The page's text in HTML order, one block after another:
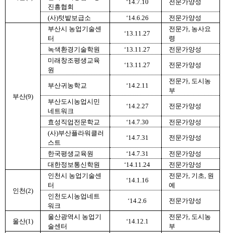
진흥협회
‘14.7.10 전문가양성
(사)텃밭보급소 ‘14.6.26 전문가양성
부산(9)
부산시 농업기술센
터
‘13.11.27
전문가, 농사요
령
녹색환경기술학원
‘13.11.27
전문가양성
미래창조평생교육
원
‘13.11.27 전문가양성
부산귀농학교 ‘14.2.11
전문가, 도시농
부
부산도시농업시민
네트워크
‘14.2.27 전문가양성
효성직업전문학교 ‘14.7.30
전문가양성
(사)부산플라워클러
스트
‘14.7.31 전문가양성
한국평생교육원 ‘14.7.31
전문가양성
대한정보통신학원
‘14.11.24 전문가양성
인천(2)
인천시 농업기술센
터
‘14.1.16
전문가, 기초, 원
예
인천도시농업네트
워크
‘14.2.6 전문가양성
울산(1)
울산광역시 농업기
술센터
‘14.12.1
전문가, 도시농
부